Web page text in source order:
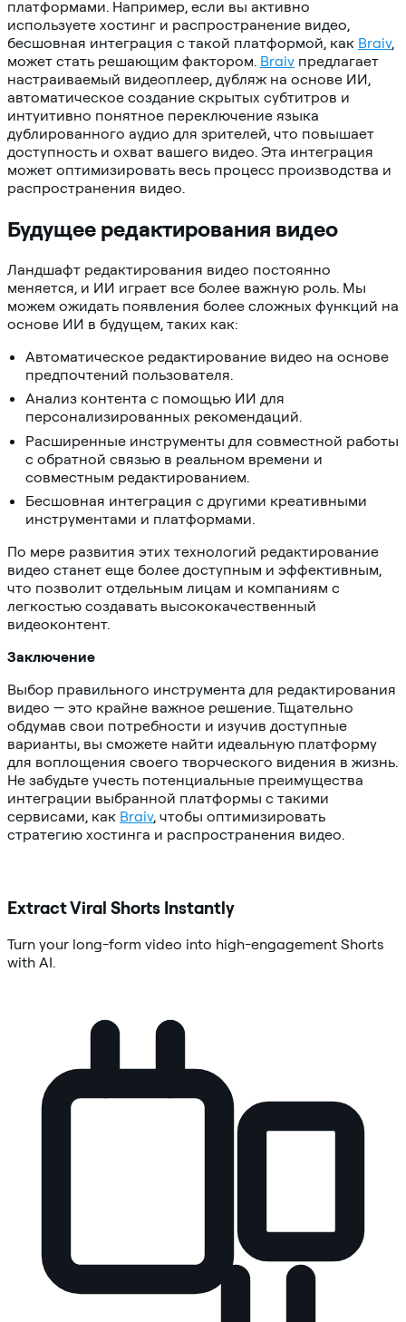
платформами. Например, если вы активно
используете хостинг и распространение видео,
бесшовная интеграция с такой платформой, как Braiv,
может стать решающим фактором. Braiv предлагает
настраиваемый видеоплеер, дубляж на основе ИИ,
автоматическое создание скрытых субтитров и
интуитивно понятное переключение языка
дублированного аудио для зрителей, что повышает
доступность и охват вашего видео. Эта интеграция
может оптимизировать весь процесс производства и
распространения видео.
Будущее редактирования видео
Ландшафт редактирования видео постоянно
меняется, и ИИ играет все более важную роль. Мы
можем ожидать появления более сложных функций на
основе ИИ в будущем, таких как:
Автоматическое редактирование видео на основе
предпочтений пользователя.
Анализ контента с помощью ИИ для
персонализированных рекомендаций.
Расширенные инструменты для совместной работы
с обратной связью в реальном времени и
совместным редактированием.
Бесшовная интеграция с другими креативными
инструментами и платформами.
По мере развития этих технологий редактирование
видео станет еще более доступным и эффективным,
что позволит отдельным лицам и компаниям с
легкостью создавать высококачественный
видеоконтент.
Заключение
Выбор правильного инструмента для редактирования
видео — это крайне важное решение. Тщательно
обдумав свои потребности и изучив доступные
варианты, вы сможете найти идеальную платформу
для воплощения своего творческого видения в жизнь.
Не забудьте учесть потенциальные преимущества
интеграции выбранной платформы с такими
сервисами, как Braiv, чтобы оптимизировать
стратегию хостинга и распространения видео.
Extract Viral Shorts Instantly
Turn your long-form video into high-engagement Shorts
with AI.